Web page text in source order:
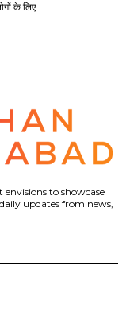
के लिए...
to showcase
updates from news,